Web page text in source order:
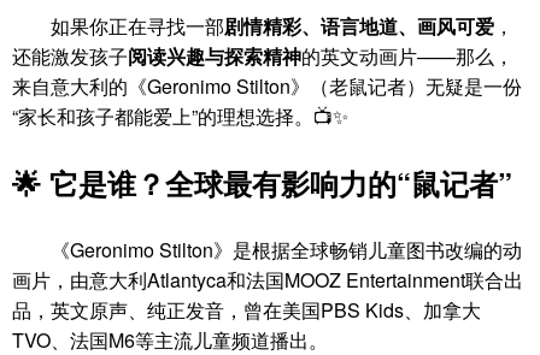
如果你正在寻找一部剧情精彩、语言地道、画风可爱 ，
还能激发孩子阅读兴趣与探索精神的英文动画片——那么，
来自意大利的《Geronimo Stilton》（老鼠记者）无疑是一份
“家长和孩子都能爱上”的理想选择。📺✨
🌟 它是谁？全球最有影响力的“鼠记者”
《Geronimo Stilton》是根据全球畅销儿童图书改编的动
画片，由意大利Atlantyca和法国MOOZ Entertainment联合出
品，英文原声、纯正发音，曾在美国PBS Kids、加拿大
TVO、法国M6等主流儿童频道播出。